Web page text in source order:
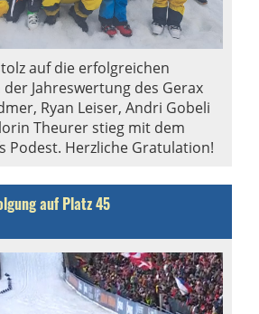
auf die erfolgreichen
Jahreswertung des Gerax
Ryan Leiser, Andri Gobeli
Theurer stieg mit dem
Podest. Herzliche Gratulation!
auf Platz 45